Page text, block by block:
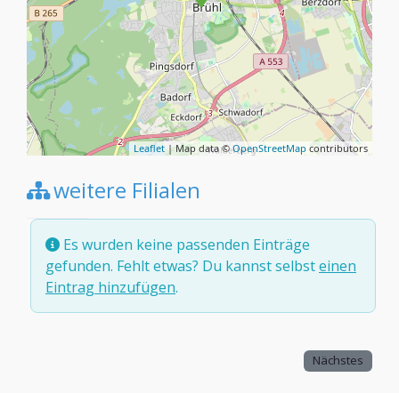
Leaflet | Map data ©OpenStreetMap contributors
weitere Filialen
Es wurden keine passenden Einträge
gefunden. Fehlt etwas? Du kannst selbsteinen
Eintrag hinzufügen.
Nächstes